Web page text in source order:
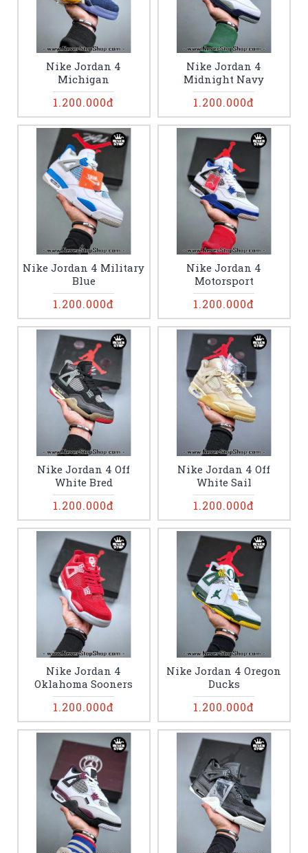
Nike Jordan 4
Michigan
1.200.000đ
Nike Jordan 4
Midnight Navy
1.200.000đ
Nike Jordan 4 Military
Blue
1.200.000đ
Nike Jordan 4
Motorsport
1.200.000đ
Nike Jordan 4 Off
White Bred
1.200.000đ
Nike Jordan 4 Off
White Sail
1.200.000đ
Nike Jordan 4
Oklahoma Sooners
1.200.000đ
Nike Jordan 4 Oregon
Ducks
1.200.000đ